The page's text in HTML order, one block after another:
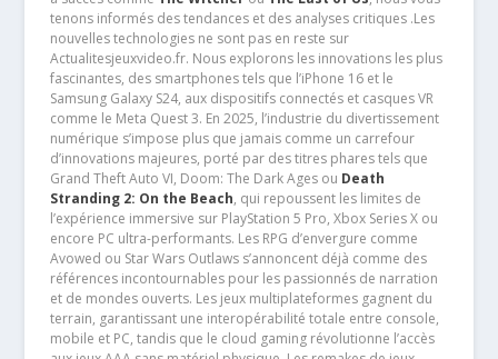
tenons informés des tendances et des analyses critiques .Les
nouvelles technologies ne sont pas en reste sur
Actualitesjeuxvideo.fr. Nous explorons les innovations les plus
fascinantes, des smartphones tels que l’iPhone 16 et le
Samsung Galaxy S24, aux dispositifs connectés et casques VR
comme le Meta Quest 3. En 2025, l’industrie du divertissement
numérique s’impose plus que jamais comme un carrefour
d’innovations majeures, porté par des titres phares tels que
Grand Theft Auto VI, Doom: The Dark Ages ou Death
Stranding 2: On the Beach, qui repoussent les limites de
l’expérience immersive sur PlayStation 5 Pro, Xbox Series X ou
encore PC ultra-performants. Les RPG d’envergure comme
Avowed ou Star Wars Outlaws s’annoncent déjà comme des
références incontournables pour les passionnés de narration
et de mondes ouverts. Les jeux multiplateformes gagnent du
terrain, garantissant une interopérabilité totale entre console,
mobile et PC, tandis que le cloud gaming révolutionne l’accès